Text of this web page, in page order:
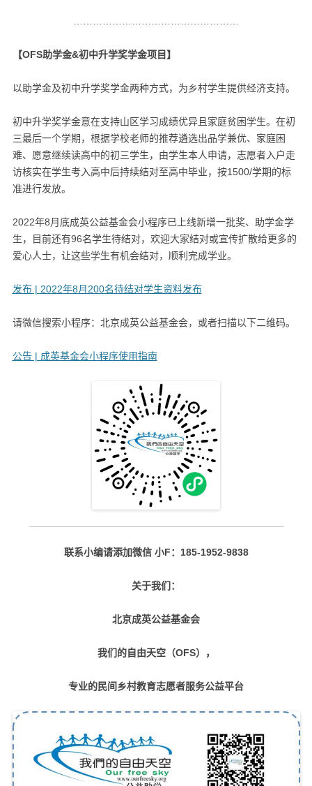
……………………………………………
【OFS助学金&初中升学奖学金项目】
以助学金及初中升学奖学金两种方式，为乡村学生提供经济支持。
初中升学奖学金意在支持山区学习成绩优异且家庭贫困学生。在初
三最后一个学期，根据学校老师的推荐遴选出品学兼优、家庭困
难、愿意继续读高中的初三学生，由学生本人申请，志愿者入户走
访核实在学生考入高中后持续结对至高中毕业，按1500/学期的标
准进行发放。
2022年8月底成英公益基金会小程序已上线新增一批奖、助学金学
生，目前还有96名学生待结对，欢迎大家结对或宣传扩散给更多的
爱心人士，让这些学生有机会结对，顺利完成学业。
发布 | 2022年8月200名待结对学生资料发布
请微信搜索小程序：北京成英公益基金会，或者扫描以下二维码。
公告 | 成英基金会小程序使用指南
联系小编请添加微信 小F：185-1952-9838
关于我们：
北京成英公益基金会
我们的自由天空（OFS），
专业的民间乡村教育志愿者服务公益平台